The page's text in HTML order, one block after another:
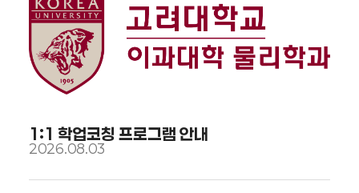
1:1 학업코칭 프로그램 안내
2026.08.03